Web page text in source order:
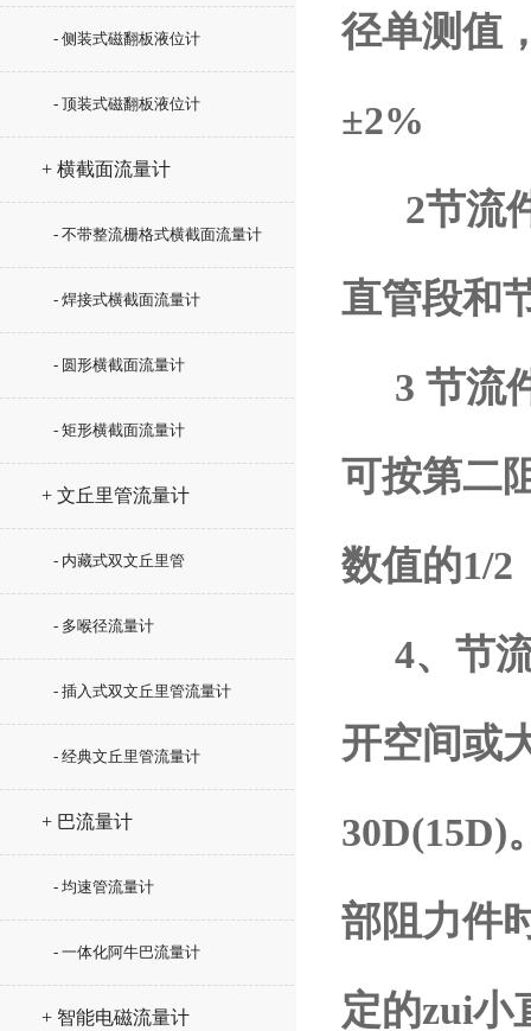
- 侧装式磁翻板液位计
- 顶装式磁翻板液位计
+ 横截面流量计
- 不带整流栅格式横截面流量计
- 焊接式横截面流量计
- 圆形横截面流量计
- 矩形横截面流量计
+ 文丘里管流量计
- 内藏式双文丘里管
- 多喉径流量计
- 插入式双文丘里管流量计
- 经典文丘里管流量计
+ 巴流量计
- 均速管流量计
- 一体化阿牛巴流量计
+ 智能电磁流量计
径单测值
±2%
2节流件
直管段和
3 节流
可按第二
数值的1/2
4、节流
开空间或
30D(15D)
部阻力件
定的zui小